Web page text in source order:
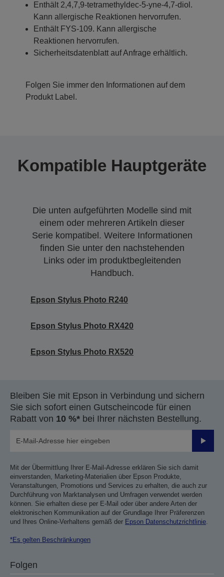
Enthält 2,4,7,9-tetramethyldec-5-yne-4,7-diol.
Kann allergische Reaktionen hervorrufen.
Enthält FYS-109. Kann allergische
Reaktionen hervorrufen.
Sicherheitsdatenblatt auf Anfrage erhältlich.
Folgen Sie immer den Informationen auf dem
Produkt Label.
Kompatible Hauptgeräte
Die unten aufgeführten Modelle sind mit
einem oder mehreren Artikeln dieser
Serie kompatibel. Weitere Informationen
finden Sie unter den nachstehenden
Links oder im produktbegleitenden
Handbuch.
Epson Stylus Photo R240
Epson Stylus Photo RX420
Epson Stylus Photo RX520
Bleiben Sie mit Epson in Verbindung und sichern
Sie sich sofort einen Gutscheincode für einen
Rabatt von 10 %* bei Ihrer nächsten Bestellung.
Mit der Übermittlung Ihrer E-Mail-Adresse erklären Sie sich damit
einverstanden, Marketing-Materialien über Epson Produkte,
Veranstaltungen, Promotions und Services zu erhalten, die auch zur
Durchführung von Marktanalysen und Umfragen verwendet werden
können. Sie erhalten diese per E-Mail oder über andere Arten der
elektronischen Kommunikation auf der Grundlage Ihrer Präferenzen
und Ihres Online-Verhaltens gemäß der Epson Datenschutzrichtlinie.
*Es gelten Beschränkungen
Folgen